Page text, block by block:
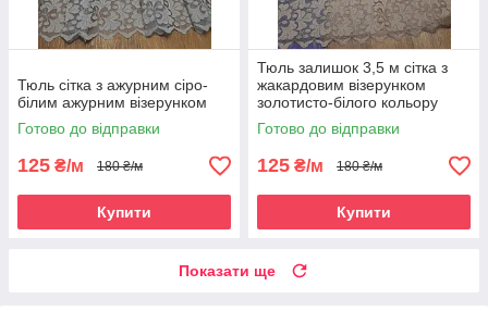
Тюль сітка з ажурним сіро-
білим ажурним візерунком
Готово до відправки
125 ₴/м 180 ₴/м
Купити
Тюль залишок 3,5 м сітка з
жакардовим візерунком
золотисто-білого кольору
Готово до відправки
125 ₴/м 180 ₴/м
Купити
Показати ще